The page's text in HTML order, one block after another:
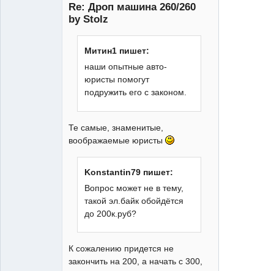
Re: Дроп машина 260/260
by Stolz
Митин1 пишет:
наши опытные авто-
юристы помогут
подружить его с законом.
Те самые, знаменитые,
воображаемые юристы
Konstantin79 пишет:
Вопрос может не в тему,
такой эл.байк обойдётся
до 200к.руб?
К сожалению придется не
закончить на 200, а начать с 300,